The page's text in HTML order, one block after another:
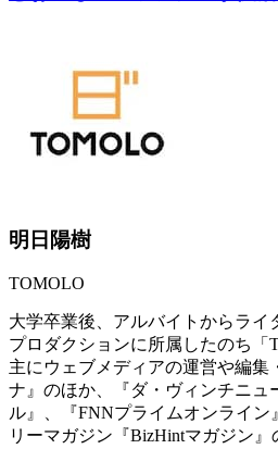
明日陽樹
TOMOLO
大学卒業後、アルバイトからライ
プロダクションに所属したのち「
主にウェブメディアの運営や編集
ナ』のほか、『ダ・ヴィンチニュ
ル』、『FNNプライムオンライン
リーマガジン『BizHintマガジン』